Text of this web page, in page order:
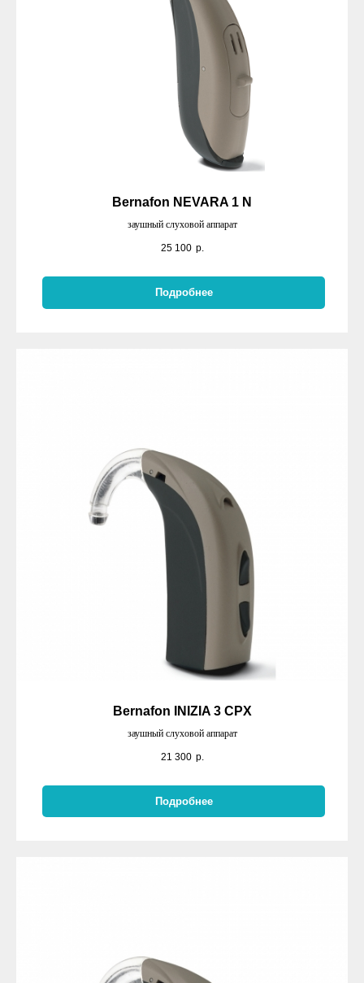
Bernafon NEVARA 1 N
заушный слуховой аппарат
25 100 р.
Подробнее
Bernafon INIZIA 3 CPX
заушный слуховой аппарат
21 300 р.
Подробнее